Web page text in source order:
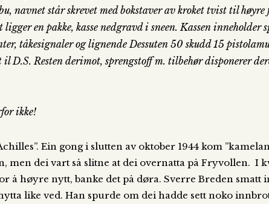
navnet står skrevet med bokstaver av kroket tvist til
en pakke, kasse nedgravd i sneen. Kassen inneholder
tåkesignaler og lignende Dessuten 50 skudd 15
il D.S. Resten derimot, sprengstoff m. tilbehør disponerer
ikke!
Ein gong i slutten av oktober 1944 kom
men dei vart så slitne at dei overnatta på Fryvollen. I
å høyre nytt, banke det på døra. Sverre Breden smatt
like ved. Han spurde om dei hadde sett noko